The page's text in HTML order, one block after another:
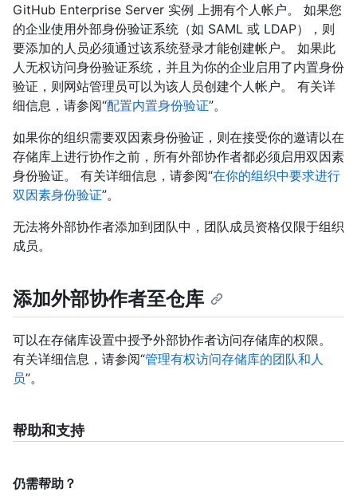
GitHub Enterprise Server 实例 上拥有个人帐户。 如果您
的企业使用外部身份验证系统（如 SAML 或 LDAP），则
要添加的人员必须通过该系统登录才能创建帐户。 如果此
人无权访问身份验证系统，并且为你的企业启用了内置身份
验证，则网站管理员可以为该人员创建个人帐户。 有关详
细信息，请参阅“配置内置身份验证”。
如果你的组织需要双因素身份验证，则在接受你的邀请以在
存储库上进行协作之前，所有外部协作者都必须启用双因素
身份验证。 有关详细信息，请参阅“在你的组织中要求进行
双因素身份验证”。
无法将外部协作者添加到团队中，团队成员资格仅限于组织
成员。
添加外部协作者至仓库
可以在存储库设置中授予外部协作者访问存储库的权限。
有关详细信息，请参阅“管理有权访问存储库的团队和人
员”。
帮助和支持
仍需帮助？